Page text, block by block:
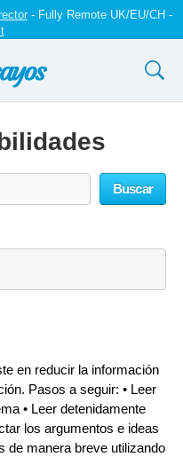
- Fully Remote UK/EU/CH -
Buscar
en reducir la información
Pasos a seguir: • Leer
• Leer detenidamente
los argumentos e ideas
de manera breve utilizando